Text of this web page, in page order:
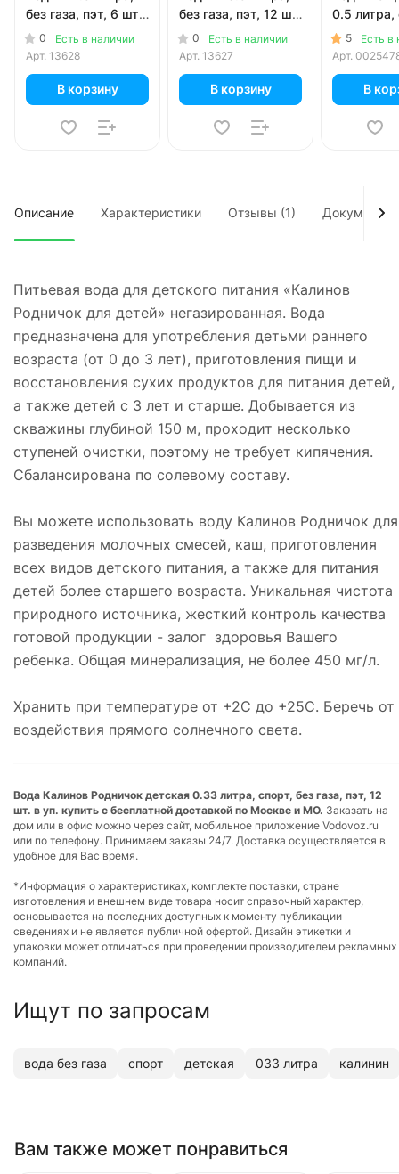
без газа, пэт, 6 шт.
в уп.
0
Есть в наличии
Арт. 13628
В корзину
без газа, пэт, 12 шт.
в уп.
0
Есть в наличии
Арт. 13627
В корзину
0.5 литра,
без газа,
в уп.
5
Есть в
Арт.
В
Описание Характеристики Отзывы (1) Документы
Питьевая вода для детского питания «Калинов
Родничок для детей» негазированная. Вода
предназначена для употребления детьми раннего
возраста (от 0 до 3 лет), приготовления пищи и
восстановления сухих продуктов для питания детей,
а также детей с 3 лет и старше. Добывается из
скважины глубиной 150 м, проходит несколько
ступеней очистки, поэтому не требует кипячения.
Сбалансирована по солевому составу.
Вы можете использовать воду Калинов Родничок для
разведения молочных смесей, каш, приготовления
всех видов детского питания, а также для питания
детей более старшего возраста. Уникальная чистота
природного источника, жесткий контроль качества
готовой продукции - залог здоровья Вашего
ребенка. Общая минерализация, не более 450 мг/л.
Хранить при температуре от +2С до +25С. Беречь от
воздействия прямого солнечного света.
Вода Калинов Родничок детская 0.33 литра, спорт, без газа, пэт, 12
шт. в уп. купить с бесплатной доставкой по Москве и МО. Заказать на
дом или в офис можно через сайт, мобильное приложение Vodovoz.ru
или по телефону. Принимаем заказы 24/7. Доставка осуществляется в
удобное для Вас время.
*Информация о характеристиках, комплекте поставки, стране
изготовления и внешнем виде товара носит справочный характер,
основывается на последних доступных к моменту публикации
сведениях и не является публичной офертой. Дизайн этикетки и
упаковки может отличаться при проведении производителем рекламных
компаний.
Ищут по запросам
вода без газа спорт детская 033 литра калинин
Вам также может понравиться